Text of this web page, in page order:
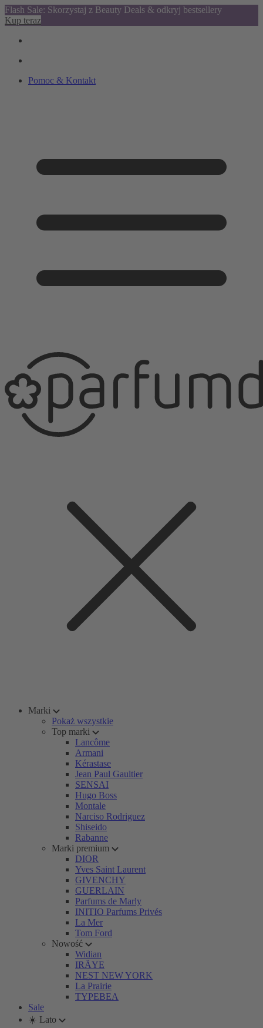
Flash Sale: Skorzystaj z Beauty Deals & odkryj bestsellery
Kup teraz
Pomoc & Kontakt
Marki
Pokaż wszystkie
Top marki
Lancôme
Armani
Kérastase
Jean Paul Gaultier
SENSAI
Hugo Boss
Montale
Narciso Rodriguez
Shiseido
Rabanne
Marki premium
DIOR
Yves Saint Laurent
GIVENCHY
GUERLAIN
Parfums de Marly
INITIO Parfums Privés
La Mer
Tom Ford
Nowość
Widian
IRÄYE
NEST NEW YORK
La Prairie
TYPEBEA
Sale
☀️ Lato